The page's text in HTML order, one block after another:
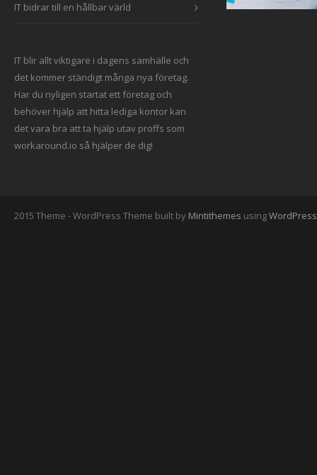
IT bidrar till en hållbar värld
IT blir allt viktigare i dagens samhälle och
det kommer ständigt många nya företag.
Har du nyligen startat ett företag och
behöver hjälp att hitta lediga kontor kan
det vara bra att ta hjälp utav proffs som
workaround.io så hjälper de dig!
2015 Theme - WordPress Theme built by Mintithemes usingWordPress